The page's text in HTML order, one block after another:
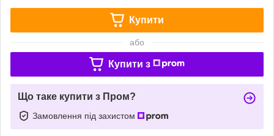
Купити
або
Купити з
Що таке купити з Пром?
Замовлення під захистом